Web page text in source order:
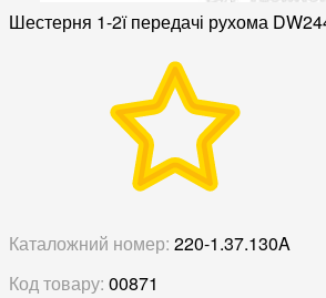
Шестерня 1-2ї передачі рухома
Каталожний номер: 220-1.37.130A
Код товару: 00871